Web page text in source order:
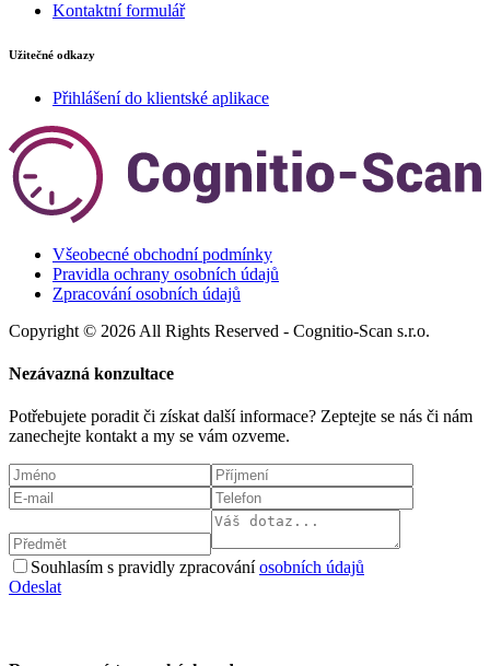
Kontaktní formulář
Užitečné odkazy
Přihlášení do klientské aplikace
Všeobecné obchodní podmínky
Pravidla ochrany osobních údajů
Zpracování osobních údajů
Copyright © 2026 All Rights Reserved - Cognitio-Scan s.r.o.
Nezávazná konzultace
Potřebujete poradit či získat další informace? Zeptejte se nás či nám
zanechejte kontakt a my se vám ozveme.
Souhlasím s pravidly zpracováníosobních údajů
Odeslat